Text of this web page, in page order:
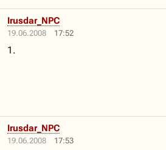
19.06.2008 17:52
Irusdar_NPC
1.
19.06.2008 17:53
Irusdar_NPC